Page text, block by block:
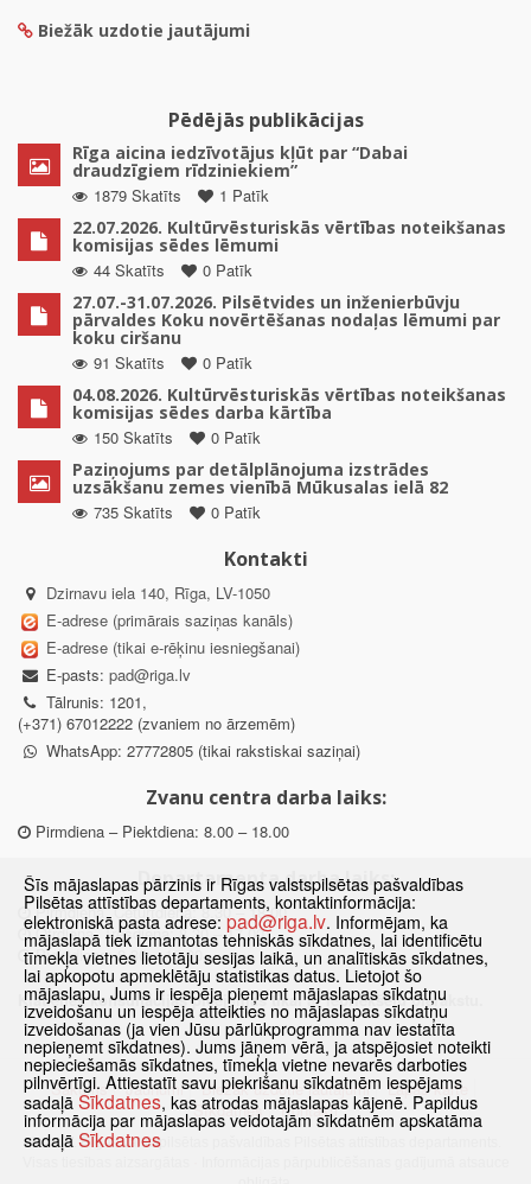
Biežāk uzdotie jautājumi
Pēdējās publikācijas
Rīga aicina iedzīvotājus kļūt par “Dabai
draudzīgiem rīdziniekiem”
1879 Skatīts
1 Patīk
22.07.2026. Kultūrvēsturiskās vērtības noteikšanas
komisijas sēdes lēmumi
44 Skatīts
0 Patīk
27.07.-31.07.2026. Pilsētvides un inženierbūvju
pārvaldes Koku novērtēšanas nodaļas lēmumi par
koku ciršanu
91 Skatīts
0 Patīk
04.08.2026. Kultūrvēsturiskās vērtības noteikšanas
komisijas sēdes darba kārtība
150 Skatīts
0 Patīk
Paziņojums par detālplānojuma izstrādes
uzsākšanu zemes vienībā Mūkusalas ielā 82
735 Skatīts
0 Patīk
Kontakti
Dzirnavu iela 140, Rīga, LV-1050
E-adrese (primārais saziņas kanāls)
E-adrese (tikai e-rēķinu iesniegšanai)
E-pasts: pad@riga.lv
Tālrunis: 1201,
(+371) 67012222 (zvaniem no ārzemēm)
WhatsApp: 27772805 (tikai rakstiskai saziņai)
Zvanu centra darba laiks:
Pirmdiena – Piektdiena: 8.00 – 18.00
Departamenta darba laiks:
Pirmdiena, Ceturtdiena: 8.30 – 18.00
Otrdiena, Trešdiena: 8.30 – 17.00
Piektdiena: 8.30 – 15.00
Klātienes konsultācijas pieejamas tikai ar iepriekšēju pierakstu.
Sākums Jaunumi Biežāk uzdotie jautājumi
Lapas karte
Sīkdatnes
Kontakti
© 2021 Rīgas valstspilsētas pašvaldības Pilsētas attīstības departaments.
Šīs mājaslapas pārzinis ir Rīgas valstspilsētas pašvaldības
Pilsētas attīstības departaments, kontaktinformācija:
elektroniskā pasta adrese: pad@riga.lv. Informējam, ka
mājaslapā tiek izmantotas tehniskās sīkdatnes, lai identificētu
tīmekļa vietnes lietotāju sesijas laikā, un analītiskās sīkdatnes,
lai apkopotu apmeklētāju statistikas datus. Lietojot šo
mājaslapu, Jums ir iespēja pieņemt mājaslapas sīkdatņu
izveidošanu un iespēja atteikties no mājaslapas sīkdatņu
izveidošanas (ja vien Jūsu pārlūkprogramma nav iestatīta
nepieņemt sīkdatnes). Jums jāņem vērā, ja atspējosiet noteikti
nepieciešamās sīkdatnes, tīmekļa vietne nevarēs darboties
pilnvērtīgi. Attiestatīt savu piekrišanu sīkdatnēm iespējams
sadaļā Sīkdatnes, kas atrodas mājaslapas kājenē. Papildus
informācija par mājaslapas veidotajām sīkdatnēm apskatāma
sadaļā Sīkdatnes